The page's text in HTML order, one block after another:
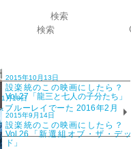
月18日
ブルーレイでーた 2016年2月
2015年10月13日
設楽統のこの映画にしたら？
Vol.27「龍三と七人の子分たち」
2015年9月14日
設楽統のこの映画にしたら？
Vol.26「新選組オブ・ザ・デッ
ド」